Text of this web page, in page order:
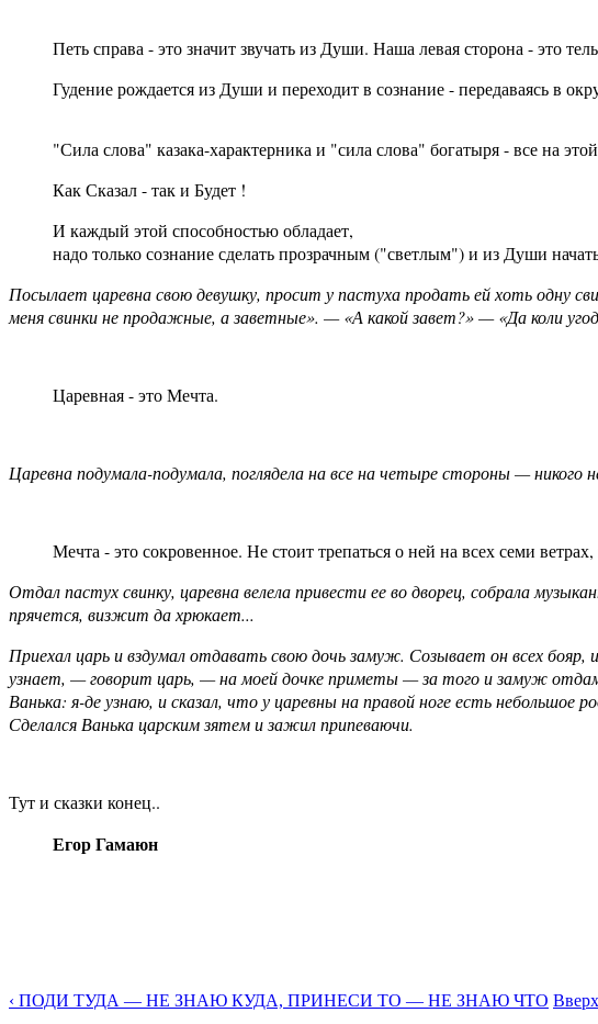
Петь справа - это значит звучать из Души. Наша левая сторона - это
Гудение рождается из Души и переходит в сознание - передаваясь в
"Сила слова" казака-характерника и "сила слова" богатыря - все на
Как Сказал - так и Будет !
И каждый этой способностью обладает,
надо только сознание сделать прозрачным ("светлым") и из Души
Посылает царевна свою девушку, просит у пастуха продать ей хоть одну
меня свинки не продажные, а заветные». — «А какой завет?» — «Да коли
Царевная - это Мечта.
Царевна подумала-подумала, поглядела на все на четыре стороны — никого
Мечта - это сокровенное. Не стоит трепаться о ней на всех семи ветрах,
Отдал пастух свинку, царевна велела привести ее во дворец, собрала
прячется, визжит да хрюкает...
Приехал царь и вздумал отдавать свою дочь замуж. Созывает он всех
узнает, — говорит царь, — на моей дочке приметы — за того и замуж
Ванька: я-де узнаю, и сказал, что у царевны на правой ноге есть
Сделался Ванька царским зятем и зажил припеваючи.
Тут и сказки конец..
Егор Гамаюн
‹ ПОДИ ТУДА — НЕ ЗНАЮ КУДА, ПРИНЕСИ ТО — НЕ ЗНАЮ ЧТО Вверх